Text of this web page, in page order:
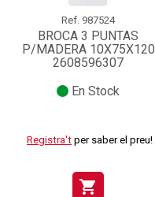
Ref. 987524
BROCA 3 PUNTAS
P/MADERA 10X75X120
2608596307
En Stock
Registra't per saber el preu!
shopping_cart